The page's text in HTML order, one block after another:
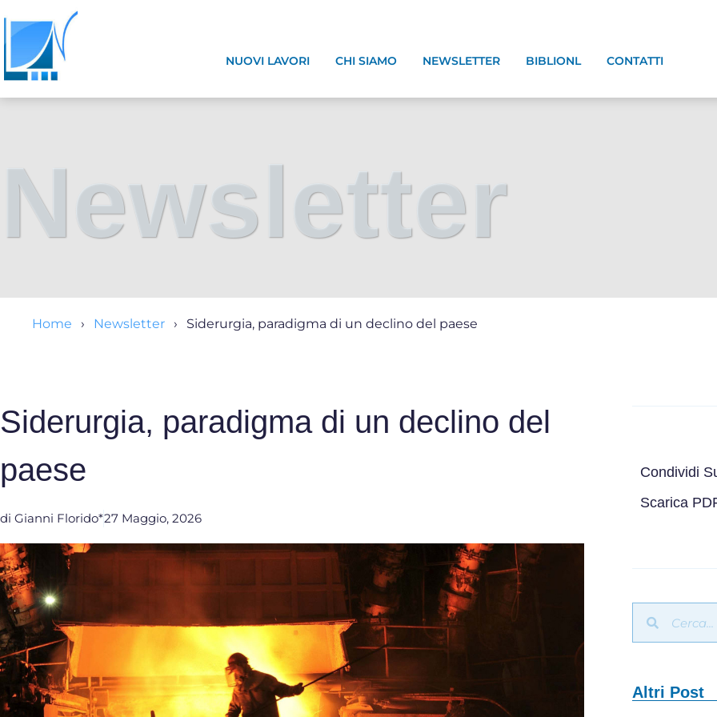
NUOVI LAVORI CHI SIAMO NEWSLETTER BIBLIONL CONTATTI
Newsletter
Home Newsletter Siderurgia, paradigma di un declino del paese
Siderurgia, paradigma di un declino del
paese
di Gianni Florido*27 Maggio, 2026
Condividi
Scarica
Altri Post